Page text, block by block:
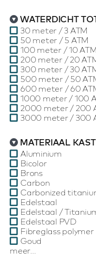
WATERDICHT
30 meter / 3 ATM
50 meter / 5 ATM
100 meter / 10 ATM
200 meter / 20
300 meter / 30
500 meter / 50
600 meter / 60
1000 meter / 100
2000 meter / 200
3000 meter / 300
MATERIAAL KAST
Aluminium
Bicolor
Brons
Carbon
Carbonized
Edelstaal
Edelstaal /
Edelstaal PVD
Fibreglass polymer
Goud
meer...